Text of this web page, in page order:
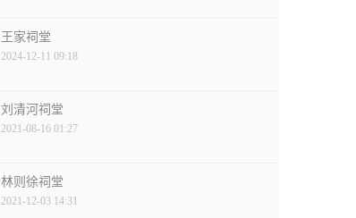
王家祠堂
2024-12-11 09:18
刘清河祠堂
2021-08-16 01:27
林则徐祠堂
2021-12-03 14:31